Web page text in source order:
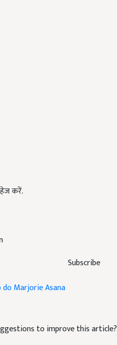
Subscribe
करें.
Marjorie Asana
to improve this article?